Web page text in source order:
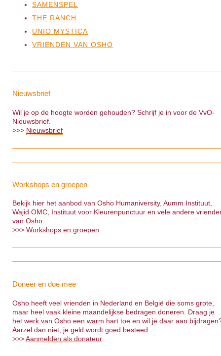
SAMENSPEL
THE RANCH
UNIO MYSTICA
VRIENDEN VAN OSHO
Nieuwsbrief
Wil je op de hoogte worden gehouden? Schrijf je in voor de VvO-
Nieuwsbrief.
>>> Nieuwsbrief
Workshops en groepen
Bekijk hier het aanbod van Osho Humaniversity, Aumm Instituut,
Wajid OMC, Instituut voor Kleurenpunctuur en vele andere
van Osho.
>>>Workshops en groepen
Doneer en doe mee
Osho heeft veel vrienden in Nederland en België die soms grote,
maar heel vaak kleine maandelijkse bedragen doneren. Draag je
het werk van Osho een warm hart toe en wil je daar aan
Aarzel dan niet, je geld wordt goed besteed.
>>>Aanmelden als donateur